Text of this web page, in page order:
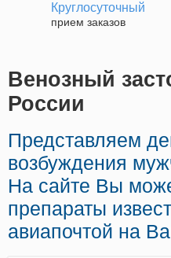
Круглосуточный
прием заказов
Венозный
России
Представляем
возбуждения
На сайте Вы
препараты
авиапочтой на